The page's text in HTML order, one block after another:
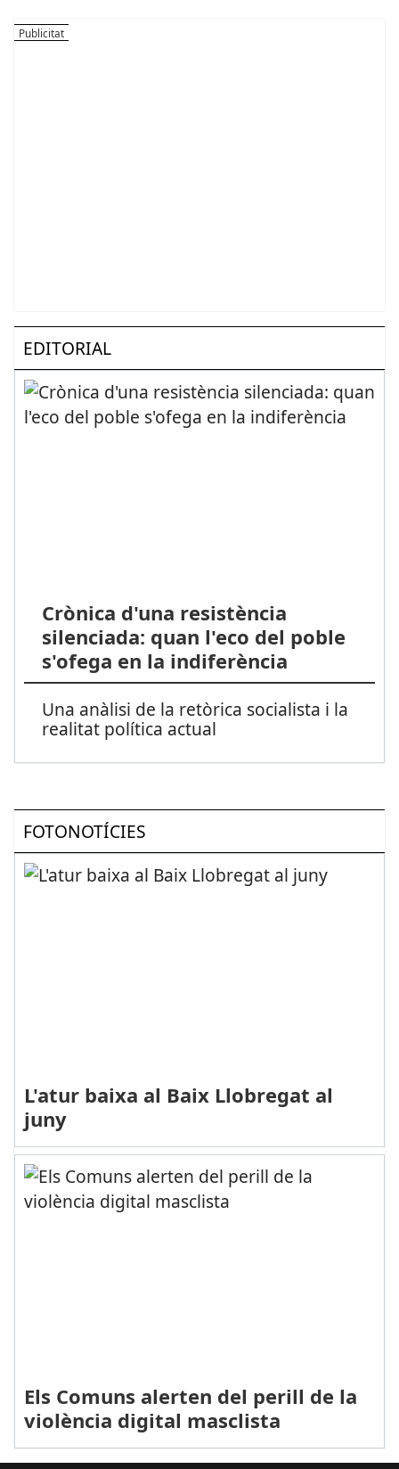
EDITORIAL
Crònica d'una resistència
silenciada: quan l'eco del poble
s'ofega en la indiferència
Una anàlisi de la retòrica socialista i la
realitat política actual
FOTONOTÍCIES
L'atur baixa al Baix Llobregat al
juny
Els Comuns alerten del perill de la
violència digital masclista